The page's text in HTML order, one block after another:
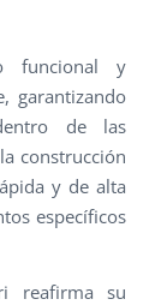
funcional y
garantizando
de las
construcción
y de alta
específicos
reafirma su